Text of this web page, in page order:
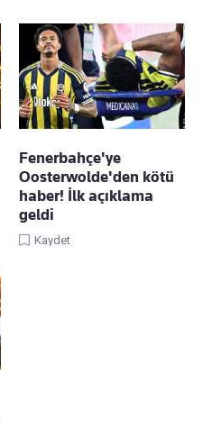
Fenerbahçe'ye
Oosterwolde'den kötü
haber! İlk açıklama
geldi
Kaydet